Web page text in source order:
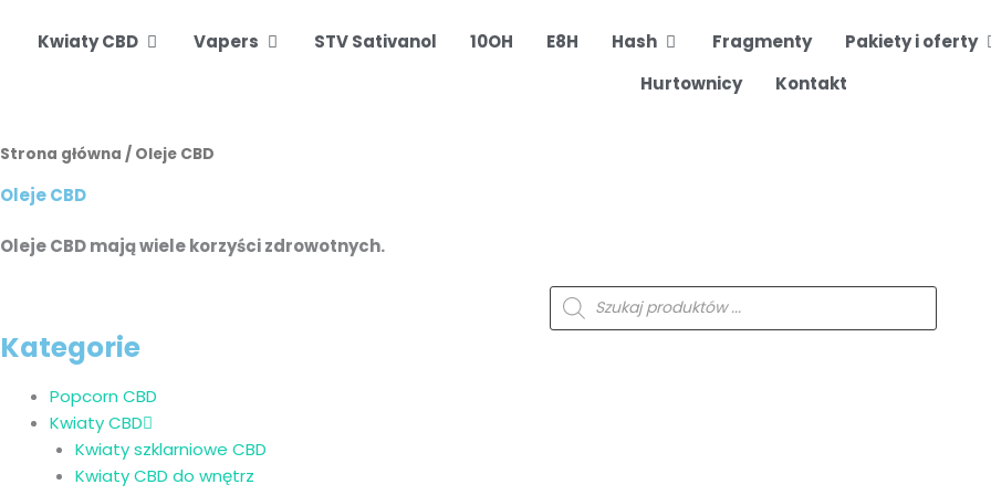
Kwiaty CBD Otwórz Kwiaty CBD
Vapers Otwórz Vapers
STV Sativanol 10OH E8H Hash Otwórz skrót
Fragmenty Pakiety i oferty
Hurtownicy
Kontakt
Strona główna / Oleje CBD
Oleje CBD
Oleje CBD mają wiele korzyści zdrowotnych.
Wyszukiwarka
produktów
Kategorie
Popcorn CBD
Kwiaty CBD
Kwiaty szklarniowe CBD
Kwiaty CBD do wnętrz